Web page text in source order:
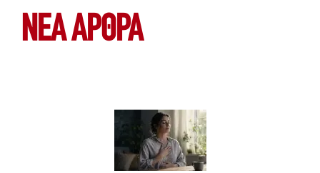
ΝΕΑ ΆΡΘΡΑ